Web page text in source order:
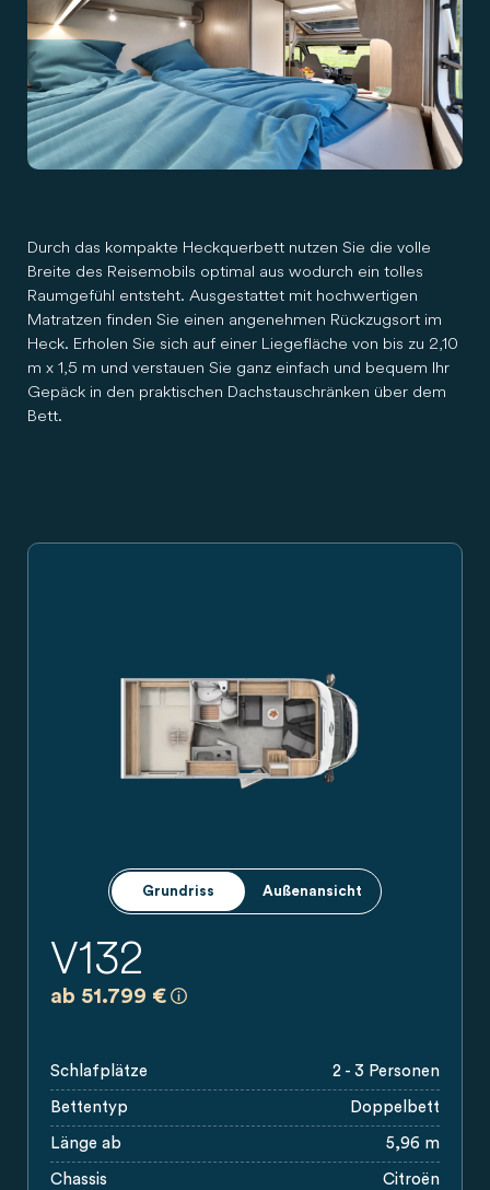
Durch das kompakte Heckquerbett nutzen Sie die volle
Breite des Reisemobils optimal aus wodurch ein tolles
Raumgefühl entsteht. Ausgestattet mit hochwertigen
Matratzen finden Sie einen angenehmen Rückzugsort im
Heck. Erholen Sie sich auf einer Liegefläche von bis zu 2,10
m x 1,5 m und verstauen Sie ganz einfach und bequem Ihr
Gepäck in den praktischen Dachstauschränken über dem
Bett.
Grundriss Außenansicht
V132
ab 51.799 €
Schlafplätze 2 - 3 Personen
Bettentyp Doppelbett
Länge ab 5,96 m
Chassis Citroën